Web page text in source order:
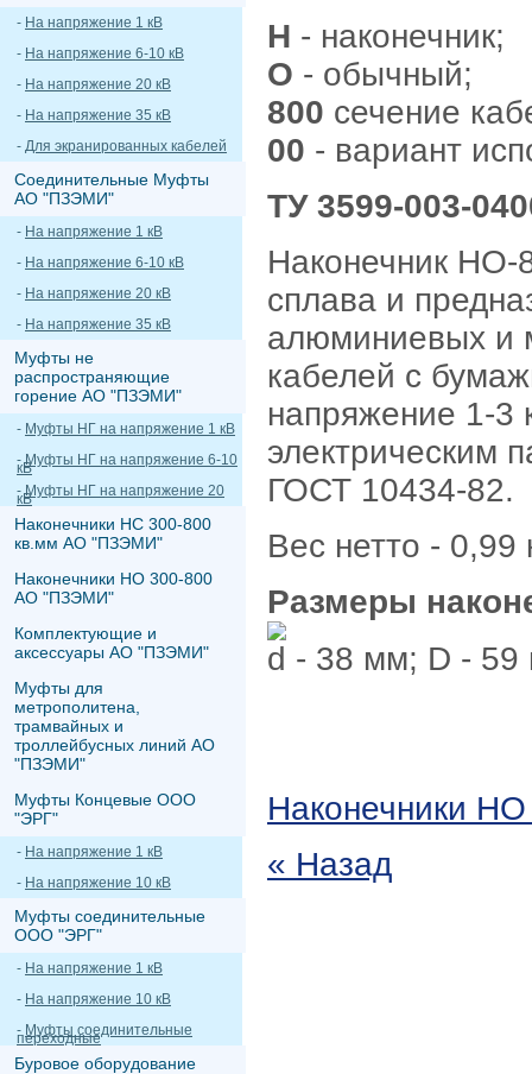
Н - наконечник;
О - обычный;
800 сечение
00 - вариант
ТУ 3599-003-
Наконечник НО-
сплава и
алюминиевых и
кабелей с
напряжение 1-3
электрическим
ГОСТ 10434-82.
Вес нетто - 0,99
Размеры
d - 38 мм; D -
Наконечники
« Назад
- На напряжение 1 кВ
- На напряжение 6-10 кВ
- На напряжение 20 кВ
- На напряжение 35 кВ
- Для экранированных кабелей
Соединительные Муфты
АО "ПЗЭМИ"
- На напряжение 1 кВ
- На напряжение 6-10 кВ
- На напряжение 20 кВ
- На напряжение 35 кВ
Муфты не
распространяющие
горение АО "ПЗЭМИ"
- Муфты НГ на напряжение 1 кВ
-Муфты НГ на напряжение 6-10
кВ
-Муфты НГ на напряжение 20
кВ
Наконечники НС 300-800
кв.мм АО "ПЗЭМИ"
Наконечники НО 300-800
АО "ПЗЭМИ"
Комплектующие и
аксессуары АО "ПЗЭМИ"
Муфты для
метрополитена,
трамвайных и
троллейбусных линий АО
"ПЗЭМИ"
Муфты Концевые ООО
"ЭРГ"
- На напряжение 1 кВ
- На напряжение 10 кВ
Муфты соединительные
ООО "ЭРГ"
- На напряжение 1 кВ
- На напряжение 10 кВ
- Муфты соединительные
переходные
Буровое оборудование